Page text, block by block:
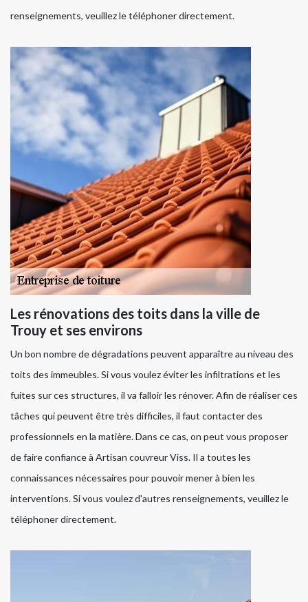
renseignements, veuillez le téléphoner directement.
Les rénovations des toits dans la ville de
Trouy et ses environs
Un bon nombre de dégradations peuvent apparaître au niveau des
toits des immeubles. Si vous voulez éviter les infiltrations et les
fuites sur ces structures, il va falloir les rénover. Afin de réaliser ces
tâches qui peuvent être très difficiles, il faut contacter des
professionnels en la matière. Dans ce cas, on peut vous proposer
de faire confiance à Artisan couvreur Viss. Il a toutes les
connaissances nécessaires pour pouvoir mener à bien les
interventions. Si vous voulez d'autres renseignements, veuillez le
téléphoner directement.